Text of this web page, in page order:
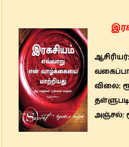
ஆசிரியர்:
விலை:
அஞ்சல்: